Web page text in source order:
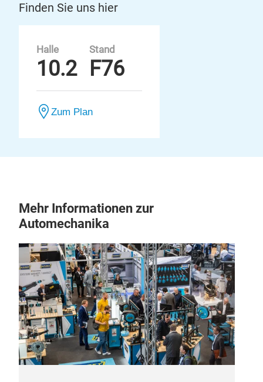
Finden Sie uns hier
Halle
10.2
Stand
F76
Zum Plan
Mehr Informationen zur
Automechanika